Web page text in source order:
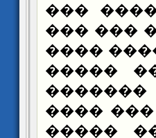
((�� ��
���
����
�����
�������
����